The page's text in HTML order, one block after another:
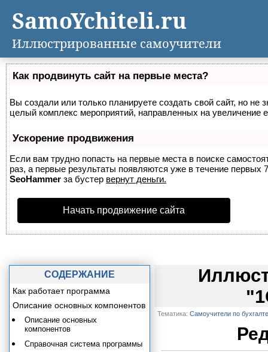
Как продвинуть сайт на первые места?
Вы создали или только планируете создать свой сайт, но не
целый комплекс мероприятий, направленных на увеличение
Ускорение продвижения
Если вам трудно попасть на первые места в поиске
раз, а первые результаты появляются уже в течение первых
SeoHammer за бустер вернут деньги.
Начать продвижение сайта
Тематика: Самоучители по
СОДЕРЖАНИЕ
Как работает программа
Описание основных компонентов
Описание основных
компонентов
Справочная система программы
SamoYchiteli.ru
Иллюстрированные самоучители